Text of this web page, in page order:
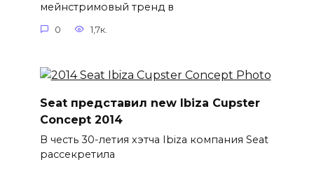
мейнстримовый тренд в
0 1,7к.
Seat представил new Ibiza Cupster
Concept 2014
В честь 30-летия хэтча Ibiza компания Seat
рассекретила